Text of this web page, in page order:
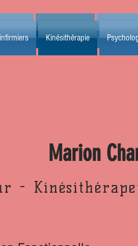
Kinésithérapie
Kinésithérapie
Marion
-